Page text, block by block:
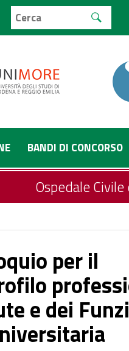
BANDI DI CONCORSO
Ospedale Civile
per il
e dei